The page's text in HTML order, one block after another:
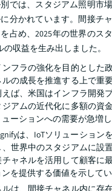
では、スタジアム照明市
分かれています。間接チ
占め、2025年の世界のス
の収益を生み出しました。
フラの強化を目的とした
の成長を推進する上で重
ば、米国はインフラ開発
ジアムの近代化に多額の資
ーションへの需要が急増し
は、IoTソリューション
世界中のスタジアムに設
ャネルを活用して顧客に
を提供する価値を示してい
は、間接チャネル内に存